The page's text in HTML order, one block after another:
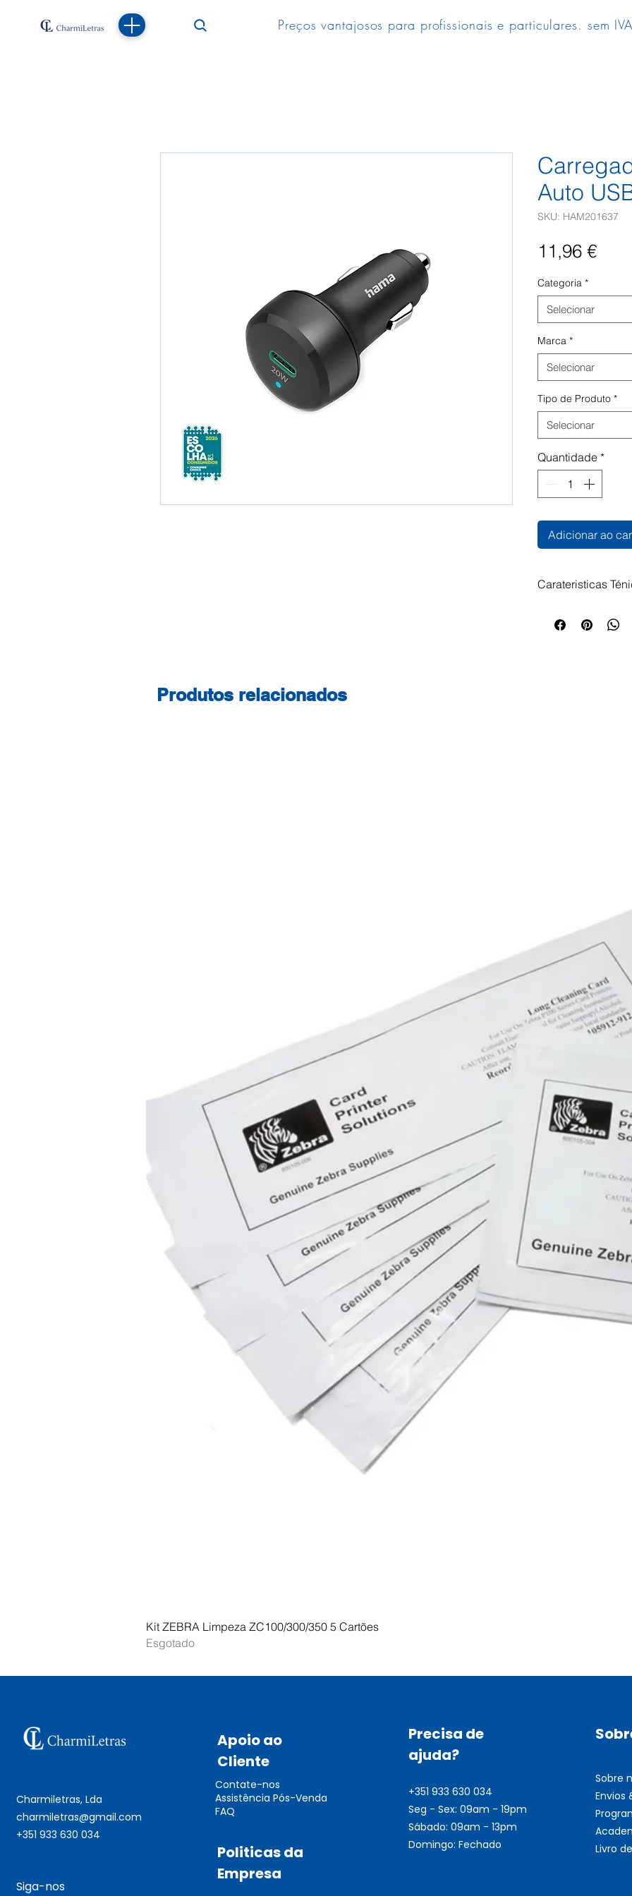
Preços vantajosos para profissionais e particulares. sem
Auto
SKU: HAM201637
11,96 €Preço
Categoria *
Selecionar
Marca *
Selecionar
Tipo de Produto *
Selecionar
Quantidade *
Adicionar ao
Carateristicas
energia mesmo
eficiente.
carregamento
sobrecarga,
com proteção
carregamento
prolonga, assim,
isqueiro,
de tensão de
saída/Corrente
/ 1,67A Potência
Produtos relacionados
Kit ZEBRA Limpeza ZC100/300/350 5 Cartões
Esgotado
Charmiletras, Lda
charmiletras@gmail.com
+351 933 630 034
Siga-nos
Apoio ao
Cliente
Contate-nos
Assistência Pós-Venda
FAQ
Politicas da
Empresa
Precisa de
ajuda?
+351 933 630 034
Seg - Sex: 09am - 19pm
Sábado: 09am - 13pm
Domingo: Fechado
Sobre
Envios
Livro